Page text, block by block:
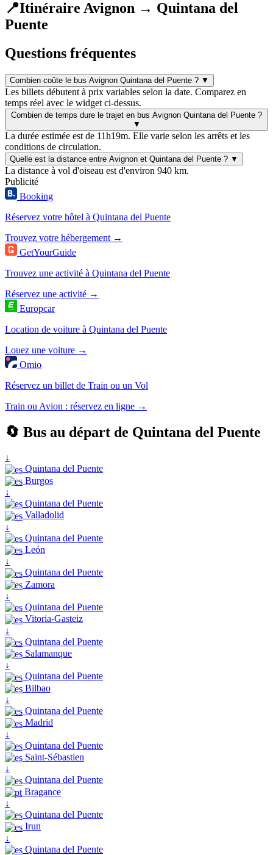
📍Itinéraire Avignon → Quintana del
Puente
Questions fréquentes
Combien coûte le bus Avignon Quintana del Puente ? ▼
Les billets débutent à prix variables selon la date. Comparez en
temps réel avec le widget ci-dessus.
Combien de temps dure le trajet en bus Avignon Quintana del Puente ?
▼
La durée estimée est de 11h19m. Elle varie selon les arrêts et les
conditions de circulation.
Quelle est la distance entre Avignon et Quintana del Puente ? ▼
La distance à vol d'oiseau est d'environ 940 km.
Publicité
Booking
Réservez votre hôtel à Quintana del Puente
Trouvez votre hébergement →
GetYourGuide
Trouvez une activité à Quintana del Puente
Réservez une activité →
Europcar
Location de voiture à Quintana del Puente
Louez une voiture →
Omio
Réservez un billet de Train ou un Vol
Train ou Avion : réservez en ligne →
🔄 Bus au départ de Quintana del Puente
↓
Quintana del Puente
Burgos
↓
Quintana del Puente
Valladolid
↓
Quintana del Puente
León
↓
Quintana del Puente
Zamora
↓
Quintana del Puente
Vitoria-Gasteiz
↓
Quintana del Puente
Salamanque
↓
Quintana del Puente
Bilbao
↓
Quintana del Puente
Madrid
↓
Quintana del Puente
Saint-Sébastien
↓
Quintana del Puente
Bragance
↓
Quintana del Puente
Irun
↓
Quintana del Puente